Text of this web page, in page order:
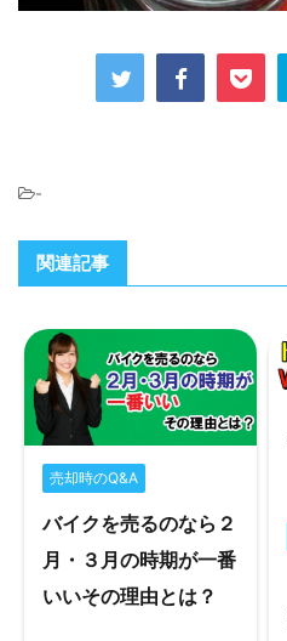
-
関連記事
売却時のQ&A
バイクを売るのなら２
月・３月の時期が一番
いいその理由とは？